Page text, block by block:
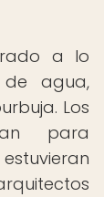
a lo
agua,
Los
para